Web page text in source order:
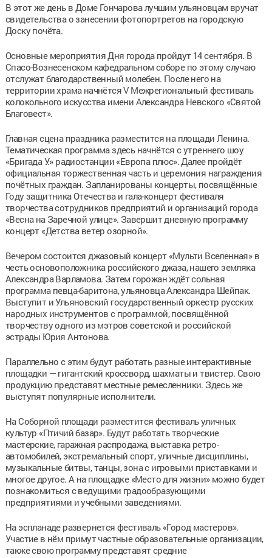
В этот же день в Доме Гончарова лучшим ульяновцам вручат
свидетельства о занесении фотопортретов на городскую
Доску почёта.
Основные мероприятия Дня города пройдут 14 сентября. В
Спасо-Вознесенском кафедральном соборе по этому случаю
отслужат благодарственный молебен. После него на
территории храма начнётся V Межрегиональный фестиваль
колокольного искусства имени Александра Невского «Святой
Благовест».
Главная сцена праздника разместится на площади Ленина.
Тематическая программа здесь начнётся с утреннего шоу
«Бригада У.» радиостанции «Европа плюс». Далее пройдёт
официальная торжественная часть и церемония награждения
почётных граждан. Запланированы концерты, посвящённые
Году защитника Отечества и гала-концерт фестиваля
творчества сотрудников предприятий и организаций города
«Весна на Заречной улице». Завершит дневную программу
концерт «Детства ветер озорной».
Вечером состоится джазовый концерт «Мульти Вселенная» в
честь основоположника российского джаза, нашего земляка
Александра Варламова. Затем горожан ждёт сольная
программа певца-баритона, ульяновца Александра Шейпак.
Выступит и Ульяновский государственный оркестр русских
народных инструментов с программой, посвящённой
творчеству одного из мэтров советской и российской
эстрады Юрия Антонова.
Параллельно с этим будут работать разные интерактивные
площадки — гигантский кроссворд, шахматы и твистер. Свою
продукцию представят местные ремесленники. Здесь же
выступят популярные исполнители.
На Соборной площади разместится фестиваль уличных
культур «Птичий базар». Будут работать творческие
мастерские, гаражная распродажа, выставка ретро-
автомобилей, экстремальный спорт, уличные дисциплины,
музыкальные битвы, танцы, зона с игровыми приставками и
многое другое. А на площадке «Место для жизни» можно будет
познакомиться с ведущими градообразующими
предприятиями и учебными заведениями.
На эспланаде развернется фестиваль «Город мастеров».
Участие в нём примут частные образовательные организации,
также свою программу представят средние